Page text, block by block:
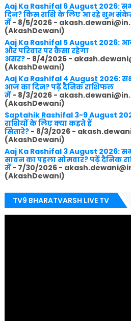
Aaj Ka Rashifal 6 August 2026:
दिन? किस राशि के लिए आ रहे शुभ
में- 8/5/2026-
(AkashDewani)
Aaj Ka Rashifal 5 August 2026:
और परिवार पर कैसा रहेगा
असर?- 8/4/2026-
(AkashDewani)
Aaj Ka Rashifal 4 August 2026:
आज का दिन? पढ़ें दैनिक राशिफल
में- 8/3/2026-
(AkashDewani)
Saptahik Rashifal 3-9 August
राशियों के लिए क्या कहते हैं
सितारे?- 8/3/2026-
(AkashDewani)
Aaj Ka Rashifal 3 August 2026:
सावन का पहला सोमवार? पढ़ें दैनिक
में- 7/30/2026-
(AkashDewani)
TV9 BHARATVARSH LIVE TV